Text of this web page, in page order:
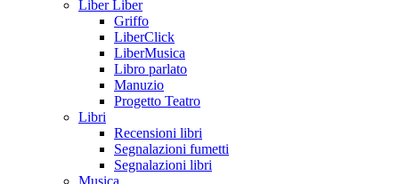
Liber Liber
Griffo
LiberClick
LiberMusica
Libro parlato
Manuzio
Progetto Teatro
Libri
Recensioni libri
Segnalazioni fumetti
Segnalazioni libri
Musica